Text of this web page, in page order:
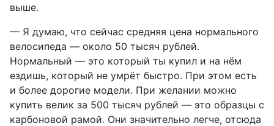
выше.
— Я думаю, что сейчас средняя цена нормального
велосипеда — около 50 тысяч рублей.
Нормальный — это который ты купил и на нём
ездишь, который не умрёт быстро. При этом есть
и более дорогие модели. При желании можно
купить велик за 500 тысяч рублей — это образцы с
карбоновой рамой. Они значительно легче, отсюда